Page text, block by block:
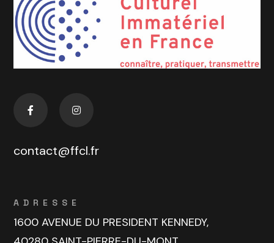
contact@ffcl.fr
ADRESSE
1600 AVENUE DU PRESIDENT KENNEDY,